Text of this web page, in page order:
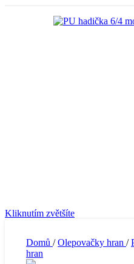
Kliknutím zvětšíte
Domů / Olepovačky hran /
hran